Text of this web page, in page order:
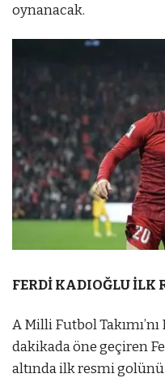
oynanacak.
FERDİ KADIOĞLU İLK
A Milli Futbol Takımı’nı
dakikada öne geçiren
altında ilk resmi golünü